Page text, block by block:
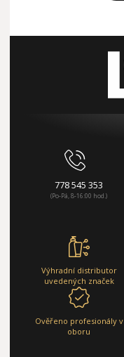
778 545 353
(Po-Pá, 8-16:00 hod.)
Výhradní distributor
uvedených značek
Ověřeno profesionály v
oboru